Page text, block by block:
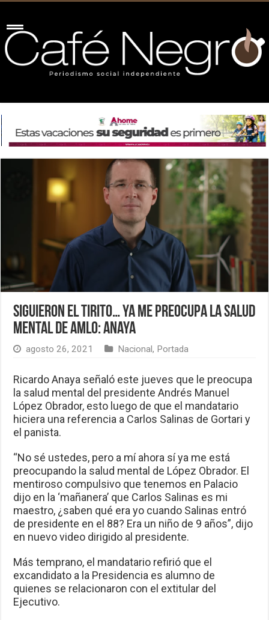
Siguieron el tirito… Ya me preocupa la salud
mental de AMLO: Anaya
agosto 26, 2021 Nacional, Portada
Ricardo Anaya señaló este jueves que le preocupa
la salud mental del presidente Andrés Manuel
López Obrador, esto luego de que el mandatario
hiciera una referencia a Carlos Salinas de Gortari y
el panista.
“No sé ustedes, pero a mí ahora sí ya me está
preocupando la salud mental de López Obrador. El
mentiroso compulsivo que tenemos en Palacio
dijo en la ‘mañanera’ que Carlos Salinas es mi
maestro, ¿saben qué era yo cuando Salinas entró
de presidente en el 88? Era un niño de 9 años”, dijo
en nuevo video dirigido al presidente.
Más temprano, el mandatario refirió que el
excandidato a la Presidencia es alumno de
quienes se relacionaron con el extitular del
Ejecutivo.